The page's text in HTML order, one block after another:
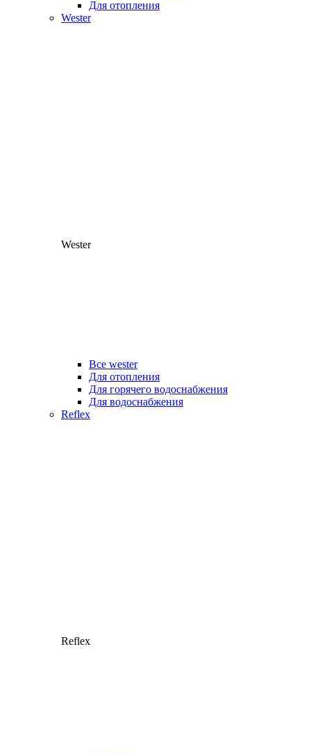
Для отопления
Wester
Wester
Все wester
Для отопления
Для горячего водоснабжения
Для водоснабжения
Reflex
Reflex